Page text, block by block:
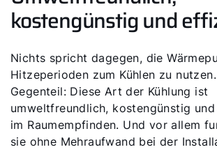
kostengünstig und
Nichts spricht dagegen, die
Hitzeperioden zum Kühlen zu
Gegenteil: Diese Art der Kühlung ist
umweltfreundlich, kostengünstig und
im Raumempfinden. Und vor allem
sie ohne Mehraufwand bei der